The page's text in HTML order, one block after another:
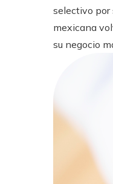
selectivo por
mexicana
su negocio